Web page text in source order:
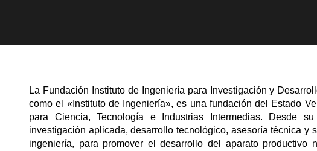
La Fundación Instituto de Ingeniería para Investigación y
como el «Instituto de Ingeniería», es una fundación del Estado
para Ciencia, Tecnología e Industrias Intermedias. Desde
investigación aplicada, desarrollo tecnológico, asesoría técnica y
ingeniería, para promover el desarrollo del aparato productivo